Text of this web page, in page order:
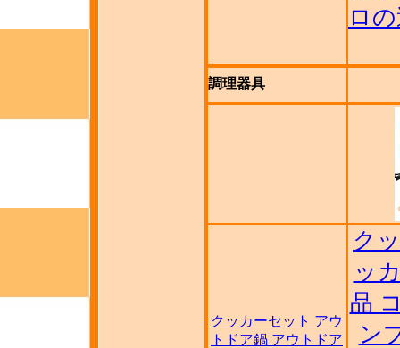
ロ
調理器具
クッカーセット アウ
トドア鍋 アウトドア
ク
ッ
品
ン